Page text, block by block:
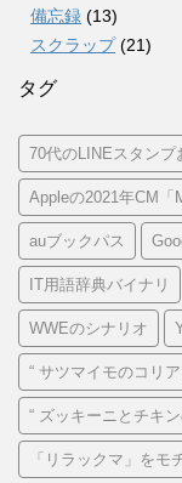
備忘録 (13)
スクラップ(21)
タグ
70代のLINEスタンプ
Appleの2021年CM
auブックパス
IT用語辞典バイナリ
WWEのシナリオ
“ サツマイモのコリ
“ ズッキーニとチキ
「リラックマ」をモ